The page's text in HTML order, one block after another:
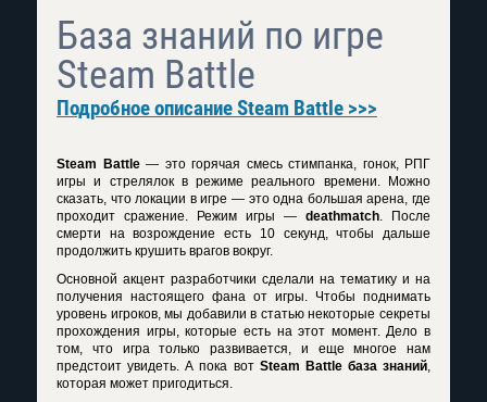
База знаний по игре
Steam Battle
Подробное описание Steam Battle >>>
Steam Battle— это горячая смесь стимпанка, гонок, РПГ
игры и стрелялок в режиме реального времени. Можно
сказать, что локации в игре — это одна большая арена, где
проходит сражение. Режим игры — deathmatch. После
смерти на возрождение есть 10 секунд, чтобы дальше
продолжить крушить врагов вокруг.
Основной акцент разработчики сделали на тематику и на
получения настоящего фана от игры. Чтобы поднимать
уровень игроков, мы добавили в статью некоторые секреты
прохождения игры, которые есть на этот момент. Дело в
том, что игра только развивается, и еще многое нам
предстоит увидеть. А пока вот Steam Battle база знаний
которая может пригодиться.